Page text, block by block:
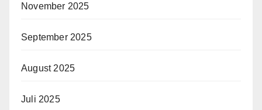
November 2025
September 2025
August 2025
Juli 2025